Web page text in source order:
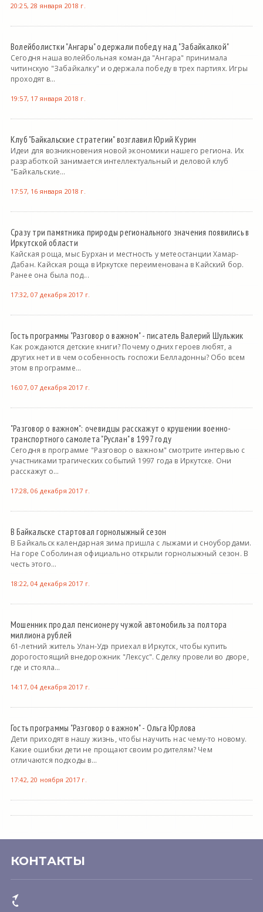
20:25, 28 января 2018 г.
Волейболистки "Ангары" одержали победу над "Забайкалкой"
Сегодня наша волейбольная команда "Ангара" принимала
читинскую "Забайкалку" и одержала победу в трех партиях. Игры
проходят в...
19:57, 17 января 2018 г.
Клуб "Байкальские стратегии" возглавил Юрий Курин
Идеи для возникновения новой экономики нашего региона. Их
разработкой занимается интеллектуальный и деловой клуб
"Байкальские...
17:57, 16 января 2018 г.
Сразу три памятника природы регионального значения появились в
Иркутской области
Кайская роща, мыс Бурхан и местность у метеостанции Хамар-
Дабан. Кайская роща в Иркутске переименована в Кайский бор.
Ранее она была под...
17:32, 07 декабря 2017 г.
Гость программы "Разговор о важном" - писатель Валерий Шульжик
Как рождаются детские книги? Почему одних героев любят, а
других нет и в чем особенность госпожи Белладонны? Обо всем
этом в программе...
16:07, 07 декабря 2017 г.
"Разговор о важном": очевидцы расскажут о крушении военно-
транспортного самолета "Руслан" в 1997 году
Сегодня в программе "Разговор о важном" смотрите интервью с
участниками трагических событий 1997 года в Иркутске. Они
расскажут о...
17:28, 06 декабря 2017 г.
В Байкальске стартовал горнолыжный сезон
В Байкальск календарная зима пришла с лыжами и сноубордами.
На горе Соболиная официально открыли горнолыжный сезон. В
честь этого...
18:22, 04 декабря 2017 г.
Мошенник продал пенсионеру чужой автомобиль за полтора
миллиона рублей
61-летний житель Улан-Удэ приехал в Иркутск, чтобы купить
дорогостоящий внедорожник "Лексус". Сделку провели во дворе,
где и стояла...
14:17, 04 декабря 2017 г.
Гость программы "Разговор о важном" - Ольга Юрлова
Дети приходят в нашу жизнь, чтобы научить нас чему-то новому.
Какие ошибки дети не прощают своим родителям? Чем
отличаются подходы в...
17:42, 20 ноября 2017 г.
КОНТАКТЫ